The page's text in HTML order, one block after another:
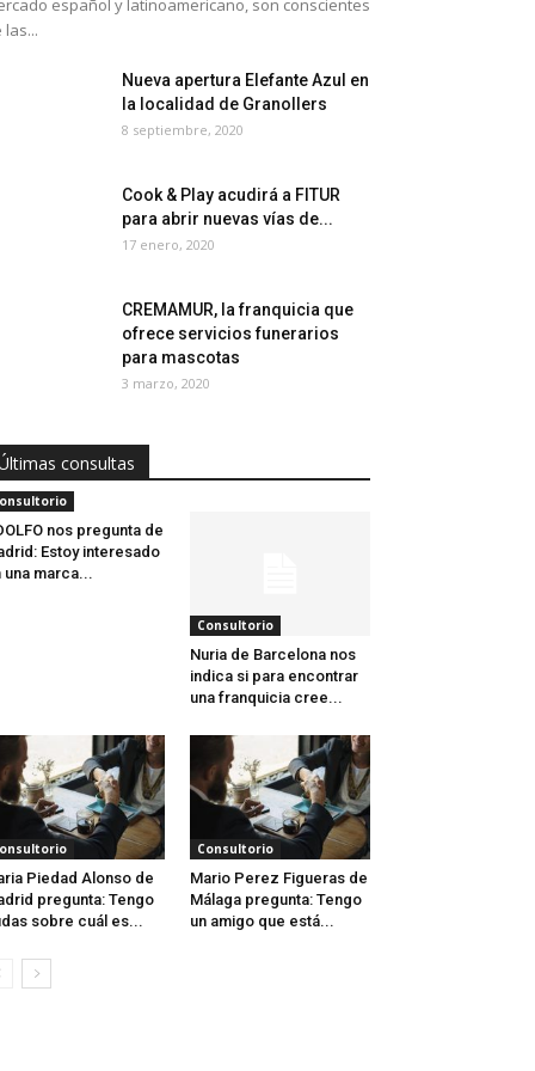
español y latinoamericano, son conscientes
las...
Nueva apertura Elefante Azul en
la localidad de Granollers
8 septiembre, 2020
Cook & Play acudirá a FITUR
para abrir nuevas vías de...
17 enero, 2020
CREMAMUR, la franquicia que
ofrece servicios funerarios
para mascotas
3 marzo, 2020
consultas
nos pregunta de
Estoy interesado
una marca...
Consultorio
Nuria de Barcelona nos
indica si para encontrar
una franquicia cree...
Piedad Alonso de
pregunta: Tengo
sobre cuál es...
Consultorio
Mario Perez Figueras de
Málaga pregunta: Tengo
un amigo que está...